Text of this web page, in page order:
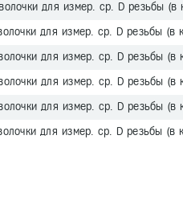
для измер. ср. D резьбы (в
для измер. ср. D резьбы (в
для измер. ср. D резьбы (в
для измер. ср. D резьбы (в
для измер. ср. D резьбы (в
для измер. ср. D резьбы (в